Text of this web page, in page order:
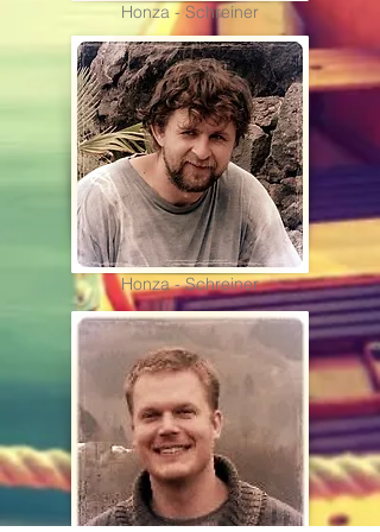
Honza - Schreiner
Honza - Schreiner